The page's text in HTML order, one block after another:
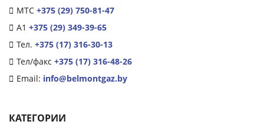
МТС +375 (29) 750-81-47
А1 +375 (29) 349-39-65
Тел. +375 (17) 316-30-13
Тел/факс +375 (17) 316-48-26
Email: info@belmontgaz.by
КАТЕГОРИИ